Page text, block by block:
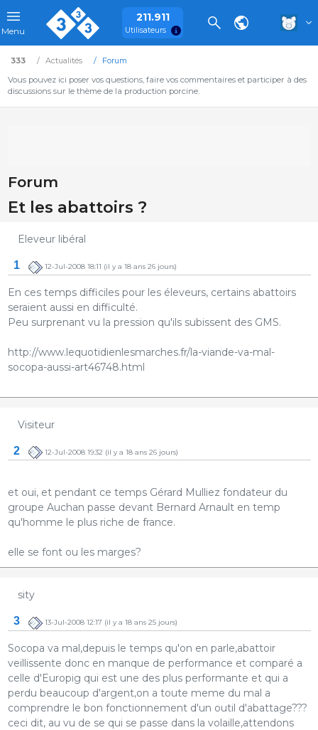
Menu
211.911
Utilisateurs
333 Actualités
Forum
Vous pouvez ici poser vos questions, faire vos commentaires et participer à des
discussions sur le thème de la production porcine.
Forum
Et les abattoirs ?
Eleveur libéral
1 12-Jul-2008 18:11 (il y a 18 ans 26 jours)
En ces temps difficiles pour les éleveurs, certains abattoirs
seraient aussi en difficulté.
Peu surprenant vu la pression qu'ils subissent des GMS.
http://www.lequotidienlesmarches.fr/la-viande-va-mal-
socopa-aussi-art46748.html
Visiteur
2 12-Jul-2008 19:32 (il y a 18 ans 26 jours)
et oui, et pendant ce temps Gérard Mulliez fondateur du
groupe Auchan passe devant Bernard Arnault en temp
qu'homme le plus riche de france.
elle se font ou les marges?
sity
3 13-Jul-2008 12:17 (il y a 18 ans 25 jours)
Socopa va mal,depuis le temps qu'on en parle,abattoir
veillissente donc en manque de performance et comparé a
celle d'Europig qui est une des plus performante et qui a
perdu beaucoup d'argent,on a toute meme du mal a
comprendre le bon fonctionnement d'un outil d'abattage???
ceci dit, au vu de se qui se passe dans la volaille,attendons